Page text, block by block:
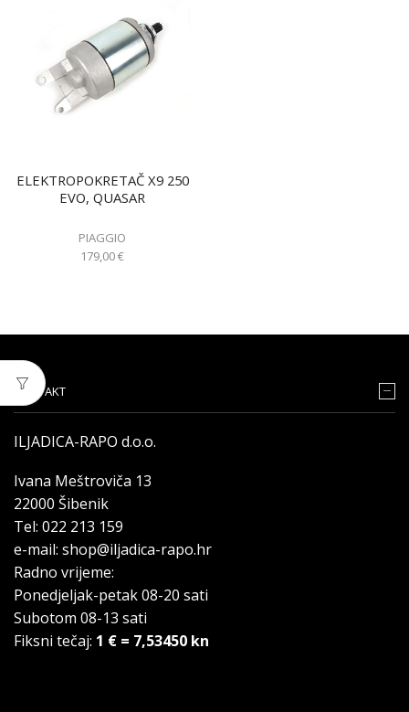
ELEKTROPOKRETAČ X9 250
EVO, QUASAR
PIAGGIO
179,00€
KONTAKT
ILJADICA-RAPO d.o.o.
Ivana Meštroviča 13
22000 Šibenik
Tel: 022 213 159
e-mail: shop@iljadica-rapo.hr
Radno vrijeme:
Ponedjeljak-petak 08-20 sati
Subotom 08-13 sati
Fiksni tečaj: 1 € = 7,53450 kn